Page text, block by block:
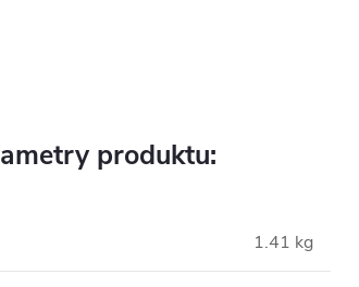
produktu:
1.41 kg